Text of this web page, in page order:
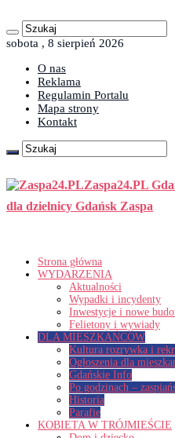
sobota , 8 sierpień 2026
O nas
Reklama
Regulamin Portalu
Mapa strony
Kontakt
Zaspa24.PL
dla dzielnicy Gdańsk Zaspa
Strona główna
WYDARZENIA
Aktualności
Wypadki i incydenty
Inwestycje i nowe
Felietony i wywiady
DLA MIESZKAŃCÓW
Kultura rozrywka i
Ogłoszenia dla
Gdańskie Info
Po godzinach –
Historia
Parafie
KOBIETA W TRÓJMIEŚCIE